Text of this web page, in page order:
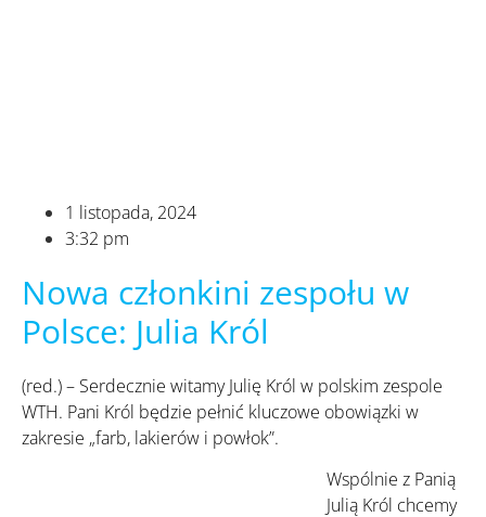
1 listopada, 2024
3:32 pm
Nowa członkini zespołu w
Polsce: Julia Król
(red.) – Serdecznie witamy Julię Król w polskim zespole
WTH. Pani Król będzie pełnić kluczowe obowiązki w
zakresie „farb, lakierów i powłok”.
Wspólnie z Panią
Julią Król chcemy